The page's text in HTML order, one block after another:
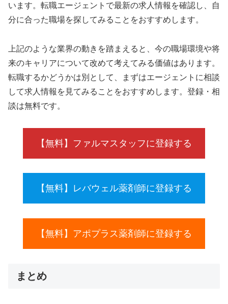
います。転職エージェントで最新の求人情報を確認し、自
分に合った職場を探してみることをおすすめします。
上記のような業界の動きを踏まえると、今の職場環境や将
来のキャリアについて改めて考えてみる価値はあります。
転職するかどうかは別として、まずはエージェントに相談
して求人情報を見てみることをおすすめします。登録・相
談は無料です。
【無料】ファルマスタッフに登録する
【無料】レバウェル薬剤師に登録する
【無料】アポプラス薬剤師に登録する
まとめ